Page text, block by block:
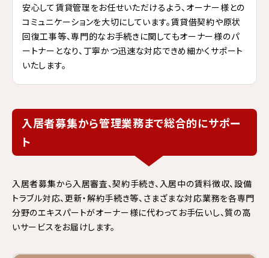
安心して賃貸管理をお任せいただけるよう、オーナー様との
コミュニケーションを大切にしています。賃貸借契約や原状
回復工事等、専門的なお手続きに関してもオーナー様のパ
ートナーとなり、丁寧かつ迅速な対応できめ細かくサポート
いたします。
入居者募集から管理業務まで総合的にサポー
ト
入居者募集から入居審査、契約手続き、入居中の賃料徴収、設備
トラブル対応、更新・解約手続き等、さまざまな対応業務を各専門
分野のエキスパートがオーナー様に代わってお手伝いし、質の高
いサービスをお届けします。